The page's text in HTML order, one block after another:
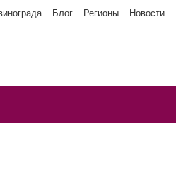
Блог Регионы Новости